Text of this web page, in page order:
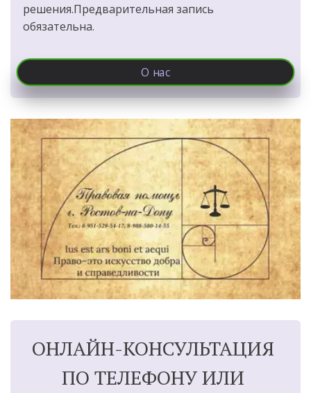
решения.Предварительная запись
обязательна.
О нас
ОНЛАЙН-КОНСУЛЬТАЦИЯ
ПО ТЕЛЕФОНУ ИЛИ